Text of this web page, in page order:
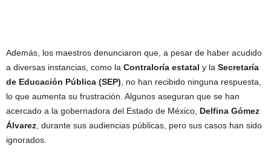
Además, los maestros denunciaron que, a pesar de haber acudido
a diversas instancias, como la Contraloría estatal y la Secretaría
de Educación Pública (SEP) , no han recibido ninguna respuesta,
lo que aumenta su frustración. Algunos aseguran que se han
acercado a la gobernadora del Estado de México, Delfina Gómez
Álvarez , durante sus audiencias públicas, pero sus casos han sido
ignorados.